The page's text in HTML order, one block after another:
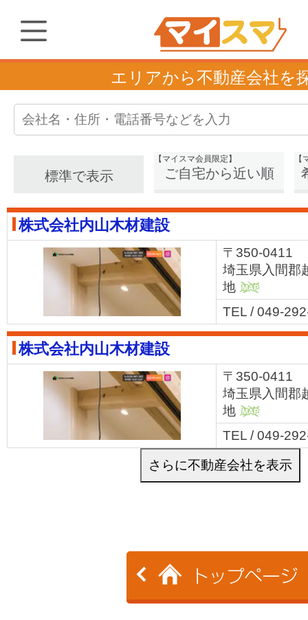
エリアから不動産会社を
標準で表示
【マイスマ会員限定】
ご自宅から近い順
株式会社内山木材建設
〒350-0411
埼玉県入間郡
地
MAP
TEL / 049-
株式会社内山木材建設
〒350-0411
埼玉県入間郡
地
MAP
TEL / 049-